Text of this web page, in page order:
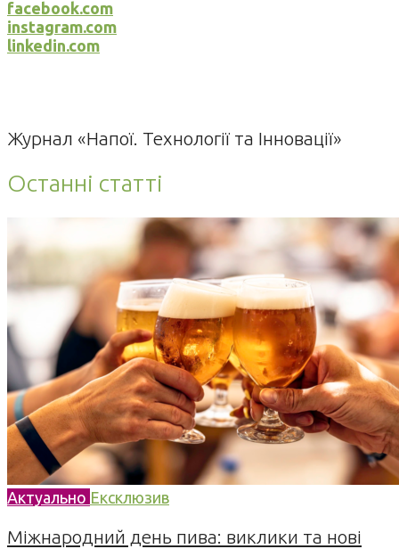
facebook.com
instagram.com
linkedin.com
Журнал «Напої. Технології та Інновації»
Останні статті
Актуально Ексклюзив
Міжнародний день пива: виклики та нові